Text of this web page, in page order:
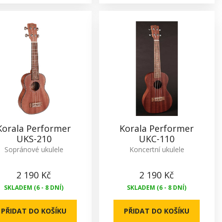
Performer
UKS-210
Sopránové ukulele
2 190 Kč
SKLADEM (6 - 8 DNÍ)
PŘIDAT DO KOŠÍKU
Korala Performer
UKC-110
Koncertní ukulele
2 190 Kč
SKLADEM (6 - 8 DNÍ)
PŘIDAT DO KOŠÍKU